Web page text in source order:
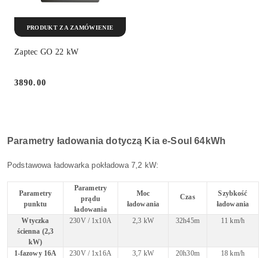
Zaptec GO 22 kW
Cena:
3890.00
PRODUKT ZA ZAMÓWIENIE
Parametry ładowania dotyczą Kia e-Soul 64kWh
Podstawowa ładowarka pokładowa 7,2 kW:
Parametry
punktu
Parametry
prądu
ładowania
Moc
ładowania
Czas
Szybkość
ładowania
Wtyczka
ścienna (2,3
kW)
230V / 1x10A 2,3 kW 32h45m 11 km/h
1-fazowy 16A
230V / 1x16A 3,7 kW 20h30m 18 km/h